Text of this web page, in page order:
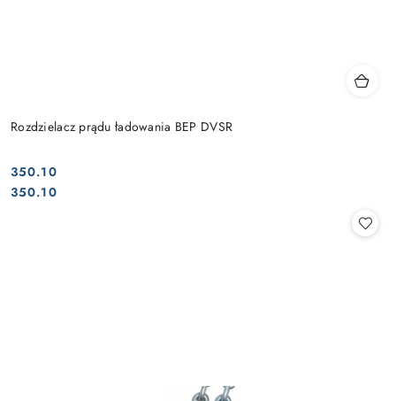
Rozdzielacz prądu ładowania BEP DVSR
Cena:
350.10
Cena:
350.10